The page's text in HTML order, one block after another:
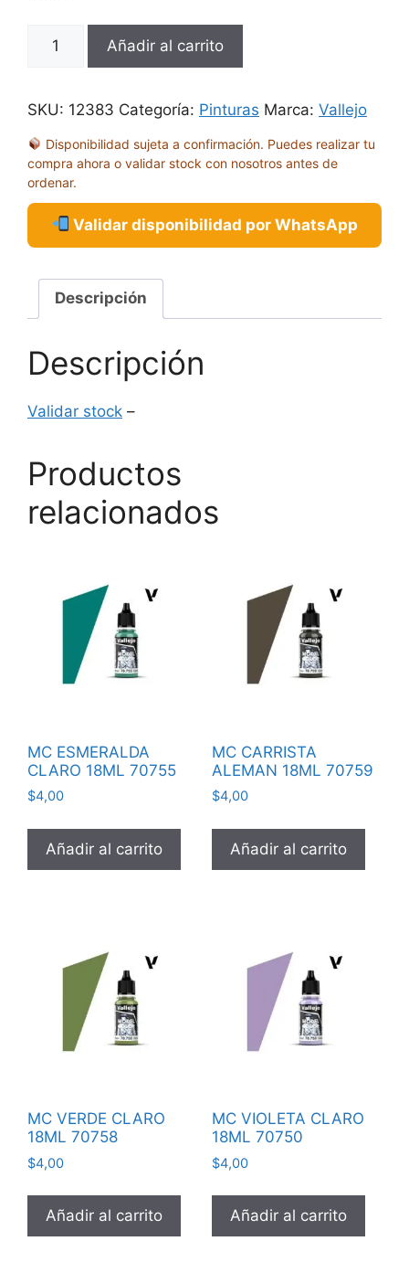
GRIS
17ML
cantidad
Añadir al carrito
SKU: 12383 Categoría: Pinturas Marca: Vallejo
Disponibilidad sujeta a confirmación. Puedes realizar tu
compra ahora o validar stock con nosotros antes de
ordenar.
Validar disponibilidad por WhatsApp
Descripción
Descripción
Validar stock –
Productos
relacionados
MC ESMERALDA
CLARO 18ML 70755
$4,00
Añadir al carrito
MC CARRISTA
ALEMAN 18ML 70759
$4,00
Añadir al carrito
MC VERDE CLARO
18ML 70758
$4,00
Añadir al carrito
MC VIOLETA CLARO
18ML 70750
$4,00
Añadir al carrito